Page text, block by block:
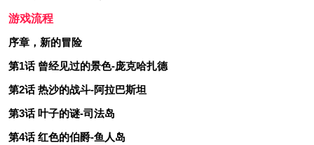
游戏流程
序章，新的冒险
第1话 曾经见过的景色-庞克哈扎德
第2话 热沙的战斗-阿拉巴斯坦
第3话 叶子的谜-司法岛
第4话 红色的伯爵-鱼人岛